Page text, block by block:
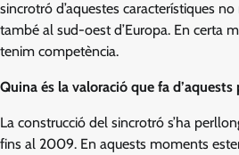
sincrotró d’aquestes característiques
també al sud-oest d’Europa. En certa
tenim competència.
Quina és la valoració que fa
La construcció del sincrotró s’ha
fins al 2009. En aquests moments